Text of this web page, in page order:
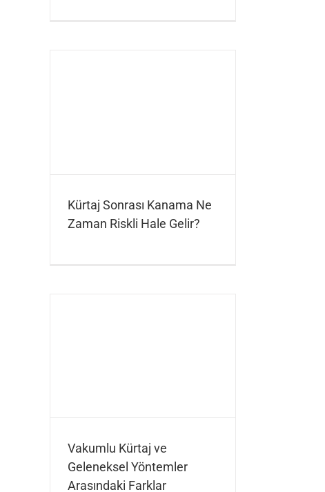
Kürtaj Sonrası Kanama Ne
Zaman Riskli Hale Gelir?
Vakumlu Kürtaj ve
Geleneksel Yöntemler
Arasındaki Farklar